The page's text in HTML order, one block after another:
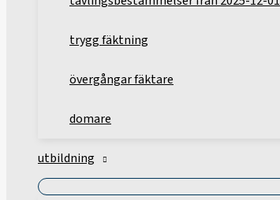
trygg fäktning
övergångar fäktare
domare
utbildning